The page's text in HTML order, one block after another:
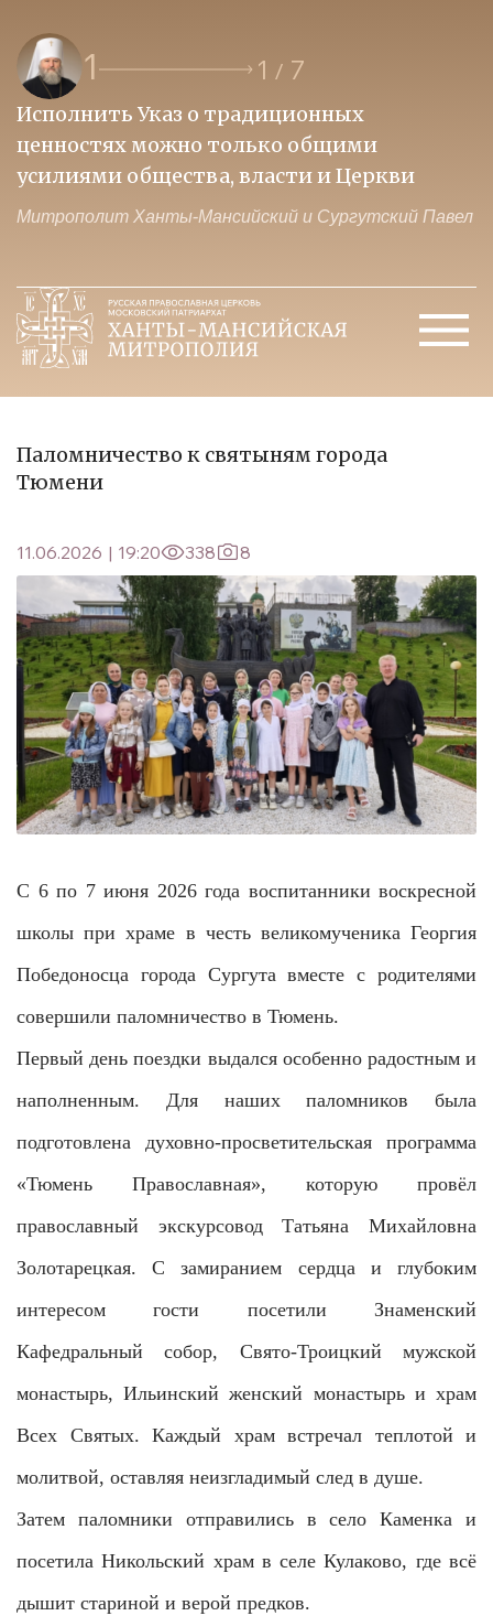
1 1 / 7
Исполнить Указ о традиционных
ценностях можно только общими
усилиями общества, власти и Церкви
Митрополит Ханты-Мансийский и Сургутский Павел
Паломничество к святыням города
Тюмени
11.06.2026 | 19:20 338 8
С 6 по 7 июня 2026 года воспитанники воскресной
школы при храме в честь великомученика Георгия
Победоносца города Сургута вместе с родителями
совершили паломничество в Тюмень.
Первый день поездки выдался особенно радостным и
наполненным. Для наших паломников была
подготовлена духовно-просветительская программа
«Тюмень Православная», которую провёл
православный экскурсовод Татьяна Михайловна
Золотарецкая. С замиранием сердца и глубоким
интересом гости посетили Знаменский
Кафедральный собор, Свято-Троицкий мужской
монастырь, Ильинский женский монастырь и храм
Всех Святых. Каждый храм встречал теплотой и
молитвой, оставляя неизгладимый след в душе.
Затем паломники отправились в село Каменка и
посетила Никольский храм в селе Кулаково, где всё
дышит стариной и верой предков.